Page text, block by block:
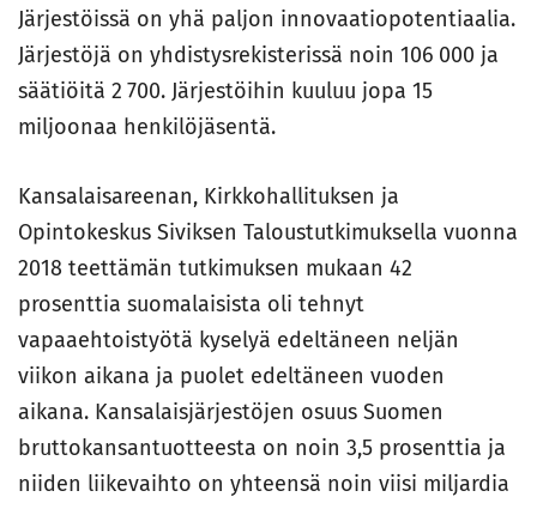
Järjestöissä on yhä paljon innovaatiopotentiaalia.
Järjestöjä on yhdistysrekisterissä noin 106 000 ja
säätiöitä 2 700. Järjestöihin kuuluu jopa 15
miljoonaa henkilöjäsentä.
Kansalaisareenan, Kirkkohallituksen ja
Opintokeskus Siviksen Taloustutkimuksella vuonna
2018 teettämän tutkimuksen mukaan 42
prosenttia suomalaisista oli tehnyt
vapaaehtoistyötä kyselyä edeltäneen neljän
viikon aikana ja puolet edeltäneen vuoden
aikana. Kansalais­järjestöjen osuus Suomen
bruttokansantuotteesta on noin 3,5 prosenttia ja
niiden liikevaihto on yhteensä noin viisi miljardia